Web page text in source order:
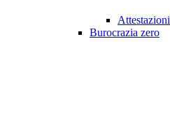
Burocrazia zero